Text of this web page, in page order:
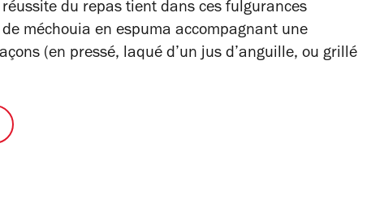
du repas tient dans ces fulgurances
méchouia en espuma accompagnant une
(en pressé, laqué d’un jus d’anguille, ou grillé